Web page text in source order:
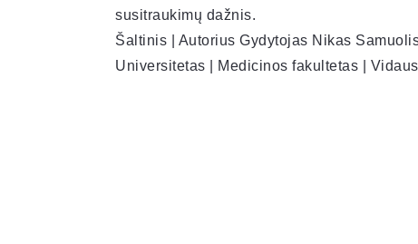
susitraukimų dažnis.
Šaltinis | Autorius Gydytojas Nikas
Universitetas | Medicinos fakultetas |